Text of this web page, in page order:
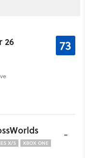
26 73
X/S
XBOX ONE
-